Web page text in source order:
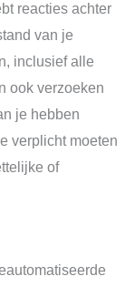
reacties achter
van je
inclusief alle
ook verzoeken
je hebben
verplicht moeten
of